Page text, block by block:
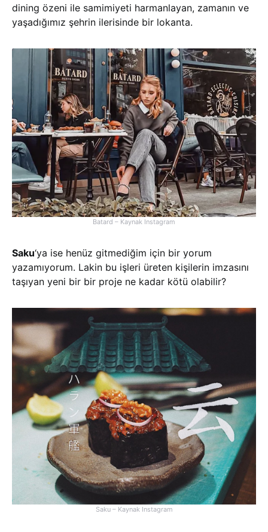
dining özeni ile samimiyeti harmanlayan, zamanın ve
yaşadığımız şehrin ilerisinde bir lokanta.
Batard – Kaynak Instagram
Saku‘ya ise henüz gitmediğim için bir yorum
yazamıyorum. Lakin bu işleri üreten kişilerin imzasını
taşıyan yeni bir bir proje ne kadar kötü olabilir?
Saku – Kaynak Instagram